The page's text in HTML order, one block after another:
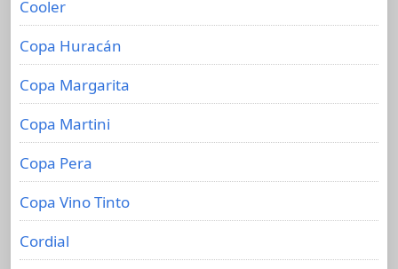
Cooler
Copa Huracán
Copa Margarita
Copa Martini
Copa Pera
Copa Vino Tinto
Cordial